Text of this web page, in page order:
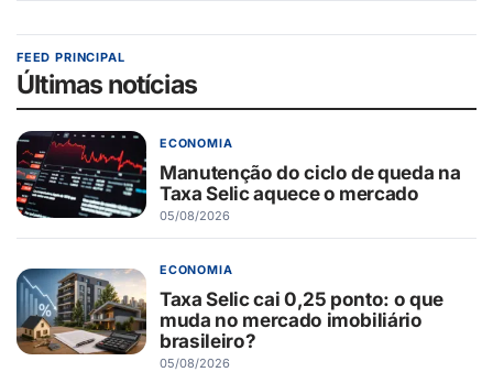
FEED PRINCIPAL
Últimas notícias
ECONOMIA
Manutenção do ciclo de queda na
Taxa Selic aquece o mercado
05/08/2026
ECONOMIA
Taxa Selic cai 0,25 ponto: o que
muda no mercado imobiliário
brasileiro?
05/08/2026